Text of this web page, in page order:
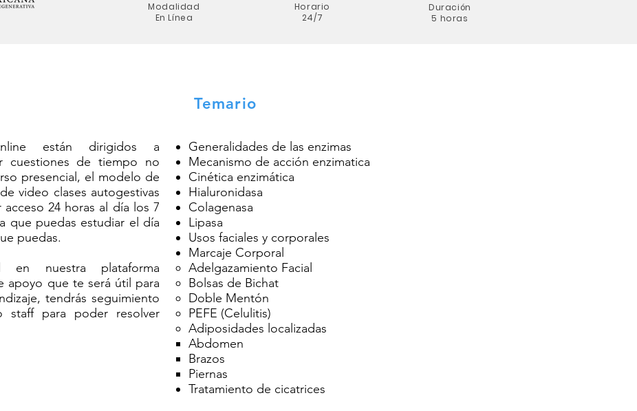
Modalidad
En Línea
Horario
24/7
Duración
5 horas
están dirigidos a
cuestiones de tiempo no
presencial, el modelo de
video clases autogestivas
24 horas al día los 7
que puedas estudiar el día
puedas.
en nuestra plataforma
apoyo que te será útil para
tendrás seguimiento
staff para poder resolver
Temario
Generalidades de las enzimas
Mecanismo de acción enzimatica
Cinética enzimática
Hialuronidasa
Colagenasa
Lipasa
Usos faciales y corporales
Marcaje Corporal
Adelgazamiento Facial​
Bolsas de Bichat
Doble Mentón
PEFE (Celulitis)
Adiposidades localizadas
Abdomen​
Brazos
Piernas
Tratamiento de cicatrices